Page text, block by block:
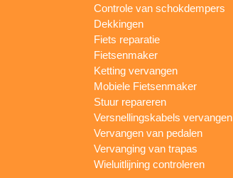
Controle van schokdempers
Dekkingen
Fiets reparatie
Fietsenmaker
Ketting vervangen
Mobiele Fietsenmaker
Stuur repareren
Versnellingskabels vervangen
Vervangen van pedalen
Vervanging van trapas
Wieluitlijning controleren